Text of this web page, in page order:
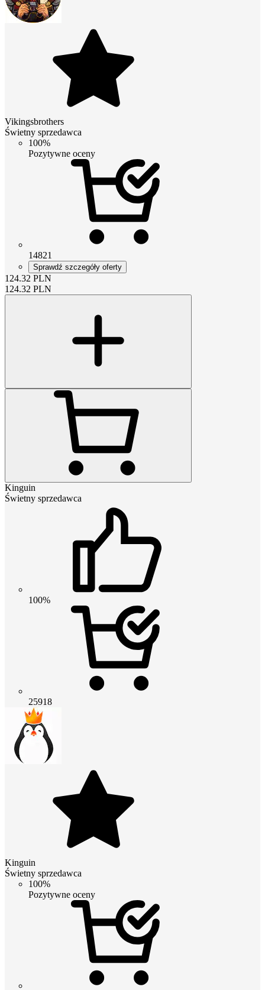
Vikingsbrothers
Świetny sprzedawca
100%
Pozytywne oceny
14821
Sprawdź szczegóły oferty
124.32 PLN
124.32 PLN
Kinguin
Świetny sprzedawca
100%
25918
Kinguin
Świetny sprzedawca
100%
Pozytywne oceny